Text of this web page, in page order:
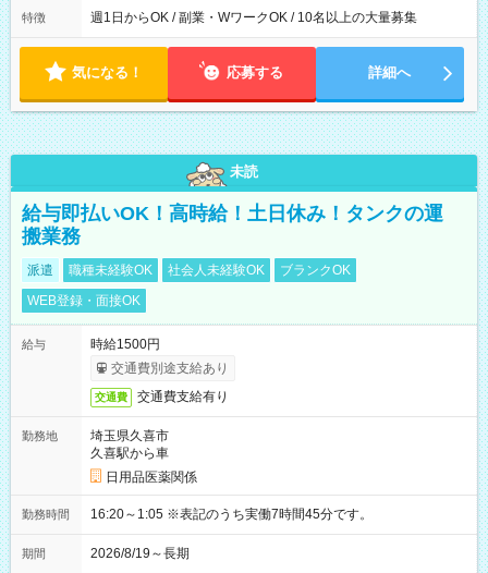
特徴 週1日からOK / 副業・WワークOK / 10名以上の大量募集
気になる！ 応募する 詳細へ
未読
給与即払いOK！高時給！土日休み！タンクの運
搬業務
派遣 職種未経験OK 社会人未経験OK
ブランクOK
WEB登録・面接OK
給与
時給1500円
交通費別途支給あり
交通費 交通費支給有り
勤務地
埼玉県久喜市
久喜駅から車
日用品医薬関係
勤務時間 16:20～1:05 ※表記のうち実働7時間45分です。
期間 2026/8/19～長期